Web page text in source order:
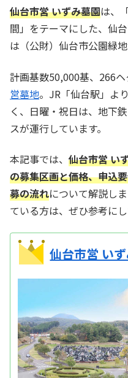
仙台市営 いずみ墓園は、
間」をテーマにした、仙
は（公財）仙台市公園緑
計画基数50,000基、266
営墓地。JR「仙台駅」よ
く、日曜・祝日は、地下
スが運行しています。
本記事では、 仙台市営 い
の募集区画と価格、申込
募の流れについて解説し
ている方は、ぜひ参考にし
仙台市営 い